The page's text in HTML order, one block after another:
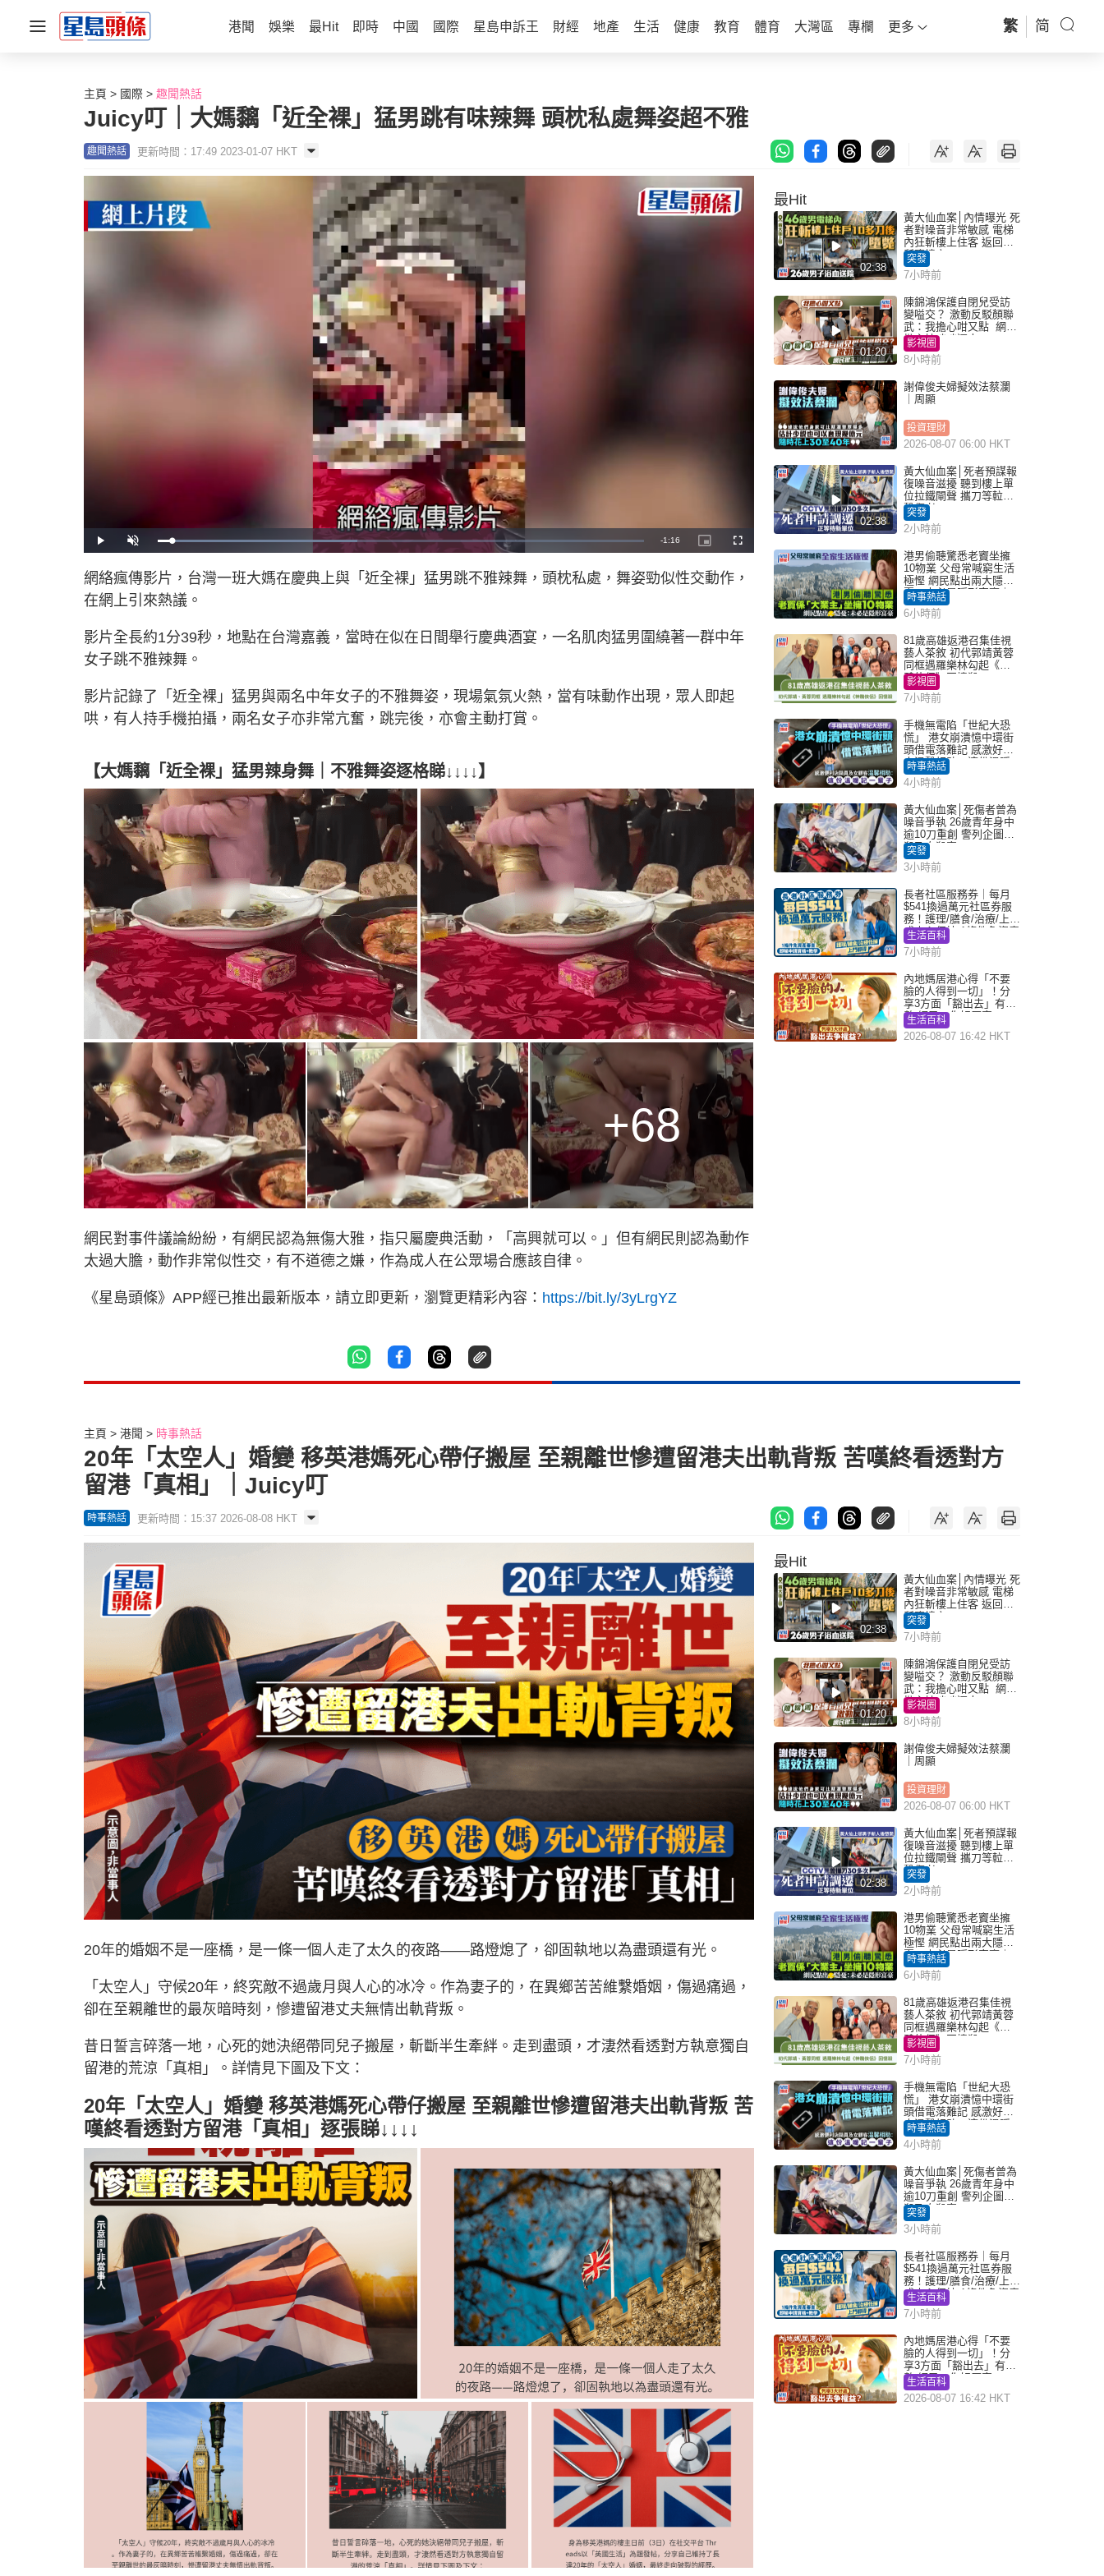
港聞 娛樂 最Hit 即時 中國 國際 星島申訴王 財經 地產 生活 健康 教育 體育 大灣區 專欄 更多 繁 简
主頁 國際 趣聞熱話
Juicy叮｜大媽黐「近全裸」猛男跳有味辣舞 頭枕私處舞姿超不雅
趣聞熱話 更新時間：17:49 2023-01-07 HKT
P
l
y
U
n
u
t
e
L
o
e
d
2
%
R
i
m
-1:16
P
i
u
r
P
i
F
u
s
網絡瘋傳影片，台灣一班大媽在慶典上與「近全裸」猛男跳不雅辣舞，頭枕私處，舞姿勁似性交動作，
在網上引來熱議。
影片全長約1分39秒，地點在台灣嘉義，當時在似在日間舉行慶典酒宴，一名肌肉猛男圍繞著一群中年
女子跳不雅辣舞。
影片記錄了「近全裸」猛男與兩名中年女子的不雅舞姿，現場氣氛火熱，當有味動作出現，眾人即起
哄，有人持手機拍攝，兩名女子亦非常亢奮，跳完後，亦會主動打賞。
【大媽黐「近全裸」猛男辣身舞｜不雅舞姿逐格睇↓↓↓↓】
+68
網民對事件議論紛紛，有網民認為無傷大雅，指只屬慶典活動，「高興就可以。」但有網民則認為動作
太過大膽，動作非常似性交，有不道德之嫌，作為成人在公眾場合應該自律。
《星島頭條》APP經已推出最新版本，請立即更新，瀏覽更精彩內容： https://bit.ly/3yLrgYZ
最Hit
02:38
黃大仙血案│內情曝光 死
者對噪音非常敏感 電梯
內狂斬樓上住客 返回住
所墮樓亡
突發
7小時前
01:20
陳錦鴻保護自閉兒受訪
變嗌交？ 激動反駁顏聯
武：我擔心咁又點 網民
批主持咄咄逼人
影視圈
8小時前
謝偉俊夫婦擬效法蔡瀾
｜周顯
投資理財
2026-08-07 06:00 HKT
02:38
黃大仙血案│死者預謀報
復噪音滋擾 聽到樓上單
位拉鐵閘聲 攜刀等𨋢伏
擊傷者
突發
2小時前
港男偷聽驚悉老竇坐擁
10物業 父母常喊窮生活
極慳 網民點出兩大隱
憂：未必是隱形富豪｜
Juicy叮
時事熱話
6小時前
81歲高雄返港召集佳視
藝人茶敘 初代郭靖黃蓉
同框遇羅樂林勾起《神
鵰俠侶》回憶殺
影視圈
7小時前
手機無電陷「世紀大恐
慌」 港女崩潰憶中環街
頭借電落難記 感激好心
人溫馨相助：這份溫暖
記一輩子｜Juicy叮
時事熱話
4小時前
黃大仙血案│死傷者曾為
噪音爭執 26歲青年身中
逾10刀重創 警列企圖謀
殺及自殺案
突發
3小時前
長者社區服務券｜每月
$541換過萬元社區券服
務！護理/膳食/治療/上門
或中心任揀 1條件免資產
審查（附申請資格及教
學）
生活百科
7小時前
內地媽居港心得「不要
臉的人得到一切」！分
享3方面「豁出去」有著
數 網民：你好厲害
生活百科
2026-08-07 16:42 HKT
主頁 港聞 時事熱話
20年「太空人」婚變 移英港媽死心帶仔搬屋 至親離世慘遭留港夫出軌背叛 苦嘆終看透對方
留港「真相」｜Juicy叮
時事熱話 更新時間：15:37 2026-08-08 HKT
20年的婚姻不是一座橋，是一條一個人走了太久的夜路——路燈熄了，卻固執地以為盡頭還有光。
「太空人」守候20年，終究敵不過歲月與人心的冰冷。作為妻子的，在異鄉苦苦維繫婚姻，傷過痛過，
卻在至親離世的最灰暗時刻，慘遭留港丈夫無情出軌背叛。
昔日誓言碎落一地，心死的她決絕帶同兒子搬屋，斬斷半生牽絆。走到盡頭，才淒然看透對方執意獨自
留港的荒涼「真相」。詳情見下圖及下文：
20年「太空人」婚變 移英港媽死心帶仔搬屋 至親離世慘遭留港夫出軌背叛 苦
嘆終看透對方留港「真相」逐張睇↓↓↓↓
最Hit
02:38
黃大仙血案│內情曝光 死
者對噪音非常敏感 電梯
內狂斬樓上住客 返回住
所墮樓亡
突發
7小時前
01:20
陳錦鴻保護自閉兒受訪
變嗌交？ 激動反駁顏聯
武：我擔心咁又點 網民
批主持咄咄逼人
影視圈
8小時前
謝偉俊夫婦擬效法蔡瀾
｜周顯
投資理財
2026-08-07 06:00 HKT
02:38
黃大仙血案│死者預謀報
復噪音滋擾 聽到樓上單
位拉鐵閘聲 攜刀等𨋢伏
擊傷者
突發
2小時前
港男偷聽驚悉老竇坐擁
10物業 父母常喊窮生活
極慳 網民點出兩大隱
憂：未必是隱形富豪｜
Juicy叮
時事熱話
6小時前
81歲高雄返港召集佳視
藝人茶敘 初代郭靖黃蓉
同框遇羅樂林勾起《神
鵰俠侶》回憶殺
影視圈
7小時前
手機無電陷「世紀大恐
慌」 港女崩潰憶中環街
頭借電落難記 感激好心
人溫馨相助：這份溫暖
記一輩子｜Juicy叮
時事熱話
4小時前
黃大仙血案│死傷者曾為
噪音爭執 26歲青年身中
逾10刀重創 警列企圖謀
殺及自殺案
突發
3小時前
長者社區服務券｜每月
$541換過萬元社區券服
務！護理/膳食/治療/上門
或中心任揀 1條件免資產
審查（附申請資格及教
學）
生活百科
7小時前
內地媽居港心得「不要
臉的人得到一切」！分
享3方面「豁出去」有著
數 網民：你好厲害
生活百科
2026-08-07 16:42 HKT